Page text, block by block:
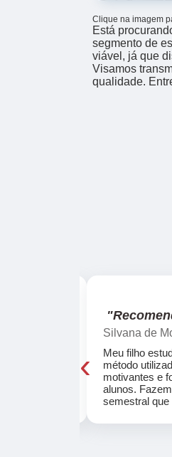
Clique na imagem
Está
segmento de
viável, já que
Visamos
qualidade.
Silvana de
Meu filho
método
motivantes e
alunos.
semestral
‹